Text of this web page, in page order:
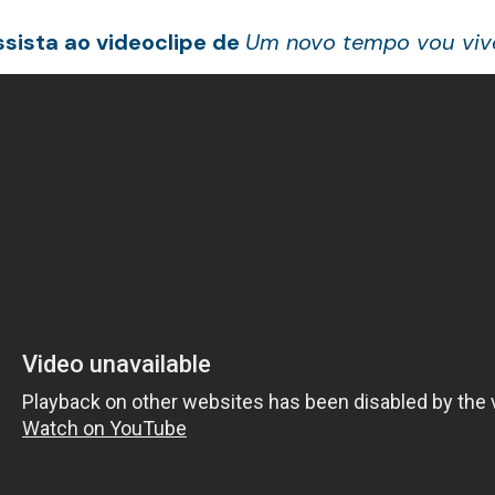
ao videoclipe de Um novo tempo vou